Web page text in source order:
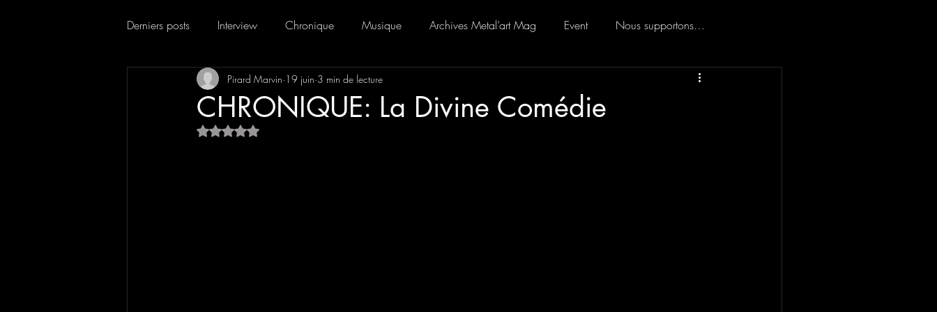
Derniers posts Interview Chronique Musique Archives Metal’art Mag Event Nous supportons…
CHRONIQUE: La Divine Comédie
Pirard Marvin 19 juin 3 min de lecture
Noté NaN étoiles sur 5.